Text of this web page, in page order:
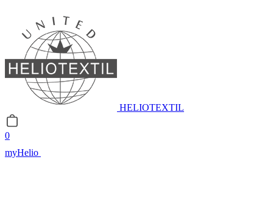
HELIOTEXTIL
0
myHelio